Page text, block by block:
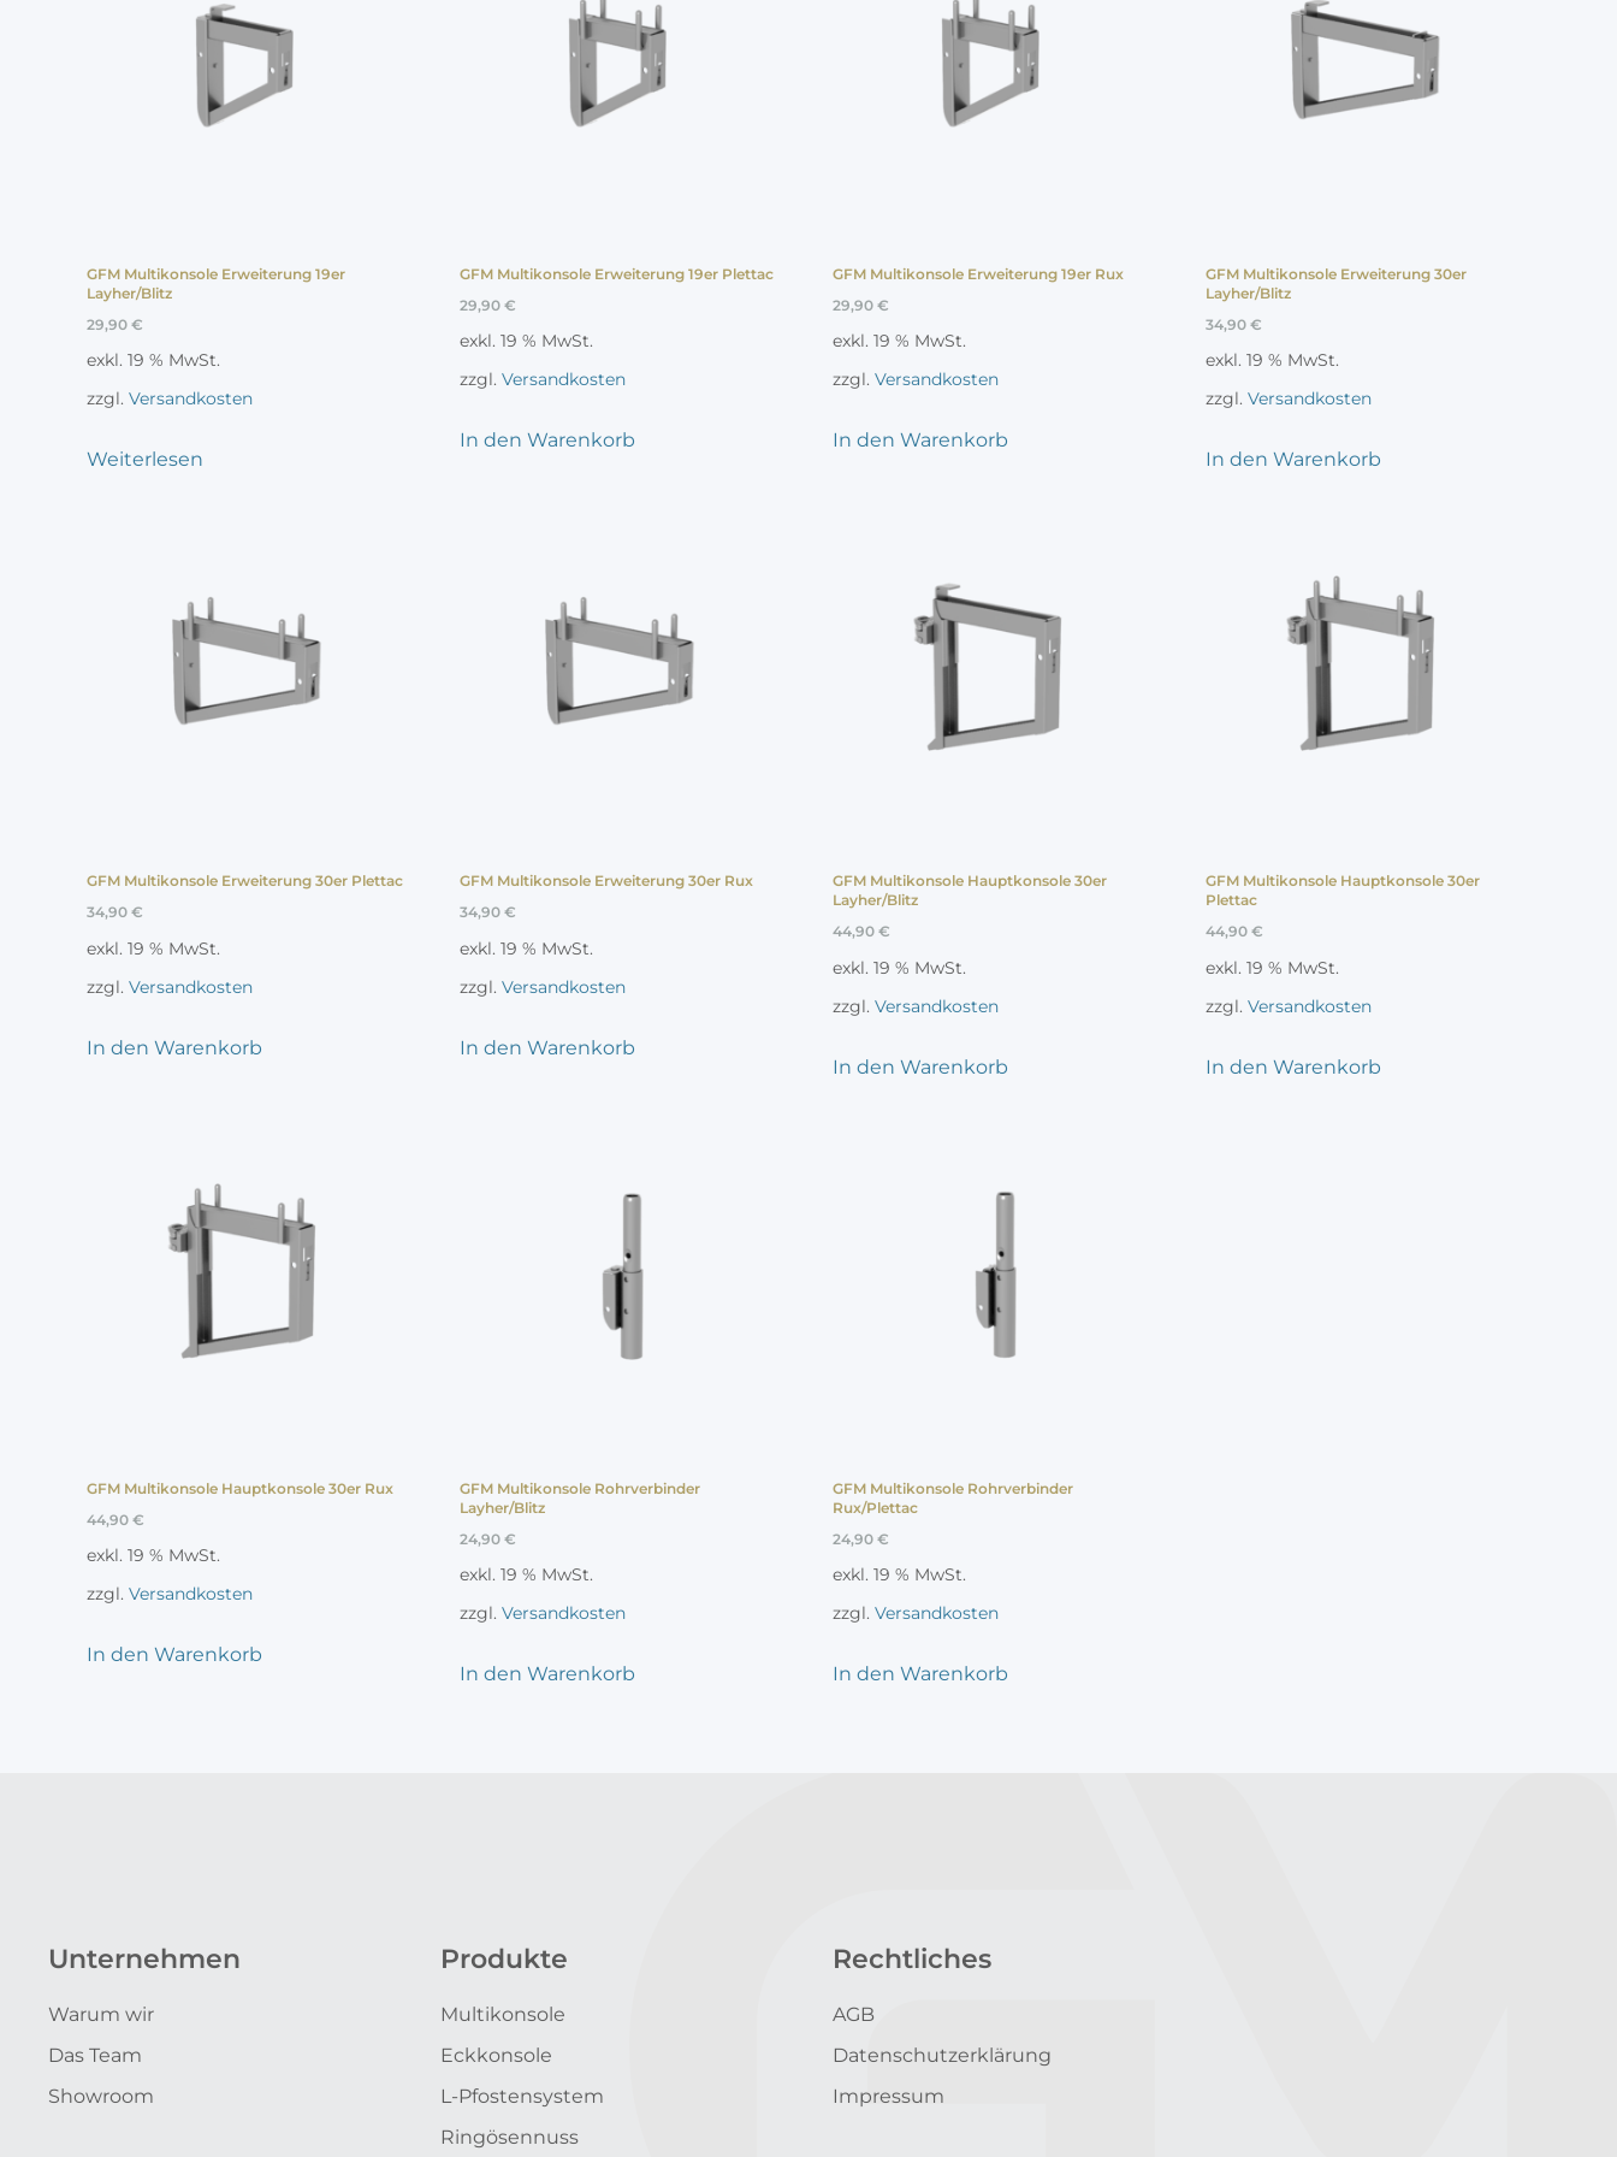
GFM Multikonsole Erweiterung 19er
Layher/Blitz
29,90 €
exkl. 19 % MwSt.
zzgl. Versandkosten
Weiterlesen
GFM Multikonsole Erweiterung 19er Plettac
29,90 €
exkl. 19 % MwSt.
zzgl. Versandkosten
In den Warenkorb
GFM Multikonsole Erweiterung 19er Rux
29,90 €
exkl. 19 % MwSt.
zzgl. Versandkosten
In den Warenkorb
GFM Multikonsole Erweiterung 30er
Layher/Blitz
34,90 €
exkl. 19 % MwSt.
zzgl. Versandkosten
In den Warenkorb
GFM Multikonsole Erweiterung 30er Plettac
34,90 €
exkl. 19 % MwSt.
zzgl. Versandkosten
In den Warenkorb
GFM Multikonsole Erweiterung 30er Rux
34,90 €
exkl. 19 % MwSt.
zzgl. Versandkosten
In den Warenkorb
GFM Multikonsole Hauptkonsole 30er
Layher/Blitz
44,90 €
exkl. 19 % MwSt.
zzgl. Versandkosten
In den Warenkorb
GFM Multikonsole Hauptkonsole 30er
Plettac
44,90 €
exkl. 19 % MwSt.
zzgl. Versandkosten
In den Warenkorb
GFM Multikonsole Hauptkonsole 30er Rux
44,90 €
exkl. 19 % MwSt.
zzgl. Versandkosten
In den Warenkorb
GFM Multikonsole Rohrverbinder
Layher/Blitz
24,90 €
exkl. 19 % MwSt.
zzgl. Versandkosten
In den Warenkorb
GFM Multikonsole Rohrverbinder
Rux/Plettac
24,90 €
exkl. 19 % MwSt.
zzgl. Versandkosten
In den Warenkorb
Unternehmen
Warum wir
Das Team
Showroom
Produkte
Multikonsole
Eckkonsole
L-Pfostensystem
Ringösennuss
Rechtliches
AGB
Datenschutzerklärung
Impressum